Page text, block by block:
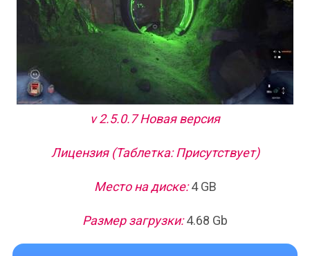
v 2.5.0.7 Новая версия
Лицензия (Таблетка: Присутствует)
Место на диске:4 GB
Размер загрузки:4.68 Gb